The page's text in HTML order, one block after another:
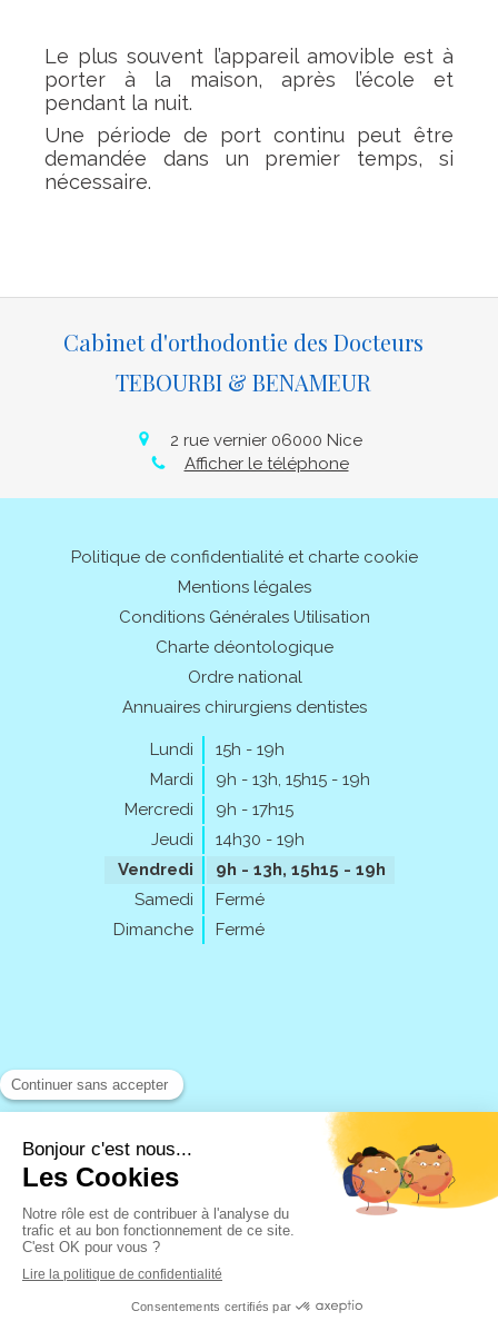
Le plus souvent l’appareil amovible est à
porter à la maison, après l’école et
pendant la nuit.
Une période de port continu peut être
demandée dans un premier temps, si
nécessaire.
Cabinet d'orthodontie des Docteurs
TEBOURBI & BENAMEUR
2 rue vernier 06000 Nice
Afficher le téléphone
Politique de confidentialité et charte cookie
Mentions légales
Conditions Générales Utilisation
Charte déontologique
Ordre national
Annuaires chirurgiens dentistes
Lundi
15h - 19h
Mardi
9h - 13h, 15h15 - 19h
Mercredi
9h - 17h15
Jeudi
14h30 - 19h
Vendredi
9h - 13h, 15h15 - 19h
Samedi
Fermé
Dimanche
Fermé
Rechercher